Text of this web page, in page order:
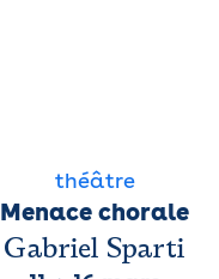
théâtre
Menace chorale
Gabriel Sparti